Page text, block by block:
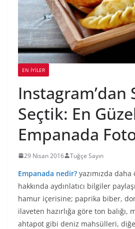
EN İYILER
Instagram’dan
Seçtik: En
Empanada
29 Nisan 2016 Tuğçe Sayın
Empanada nedir? yazımızda daha
hakkında aydınlatıcı bilgiler
hamur içerisine; paprika biber,
ilaveten hazırlığa göre ton balığı,
ahtapot gibi deniz mahsülleri,